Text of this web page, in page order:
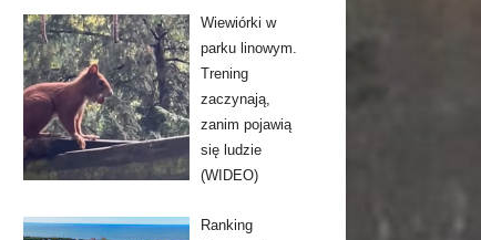
Wiewiórki w
parku linowym.
Trening
zaczynają,
zanim pojawią
się ludzie
(WIDEO)
Ranking